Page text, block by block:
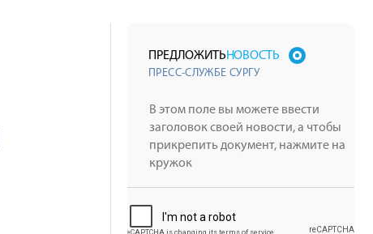
ПРЕДЛОЖИТЬНОВОСТЬ
ПРЕСС-СЛУЖБЕ СУРГУ